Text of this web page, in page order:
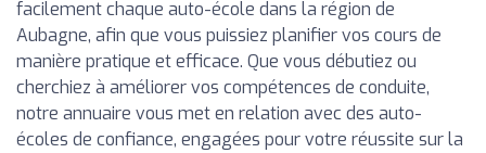
facilement chaque auto-école dans la région de
Aubagne, afin que vous puissiez planifier vos cours de
manière pratique et efficace. Que vous débutiez ou
cherchiez à améliorer vos compétences de conduite,
notre annuaire vous met en relation avec des auto-
écoles de confiance, engagées pour votre réussite sur la